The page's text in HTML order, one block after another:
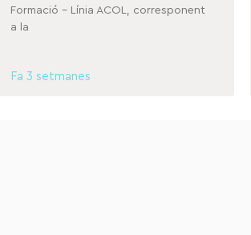
Formació – Línia ACOL, corresponent
a la
Fa 3 setmanes